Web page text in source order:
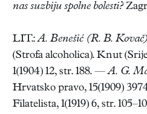
nas suzbiju spolne bolesti?
LIT.:A. Benešić (R. B.
(Strofa alcoholica). Knut
1(1904) 12, str. 188. —A. G.
Hrvatsko pravo, 15(1909)
Filatelista, 1(1919) 6, str.